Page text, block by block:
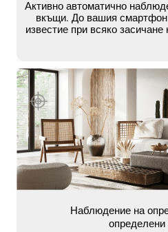
Активно автоматично
вкъщи. До вашия
известие при всяко
Наблюдение на
определени